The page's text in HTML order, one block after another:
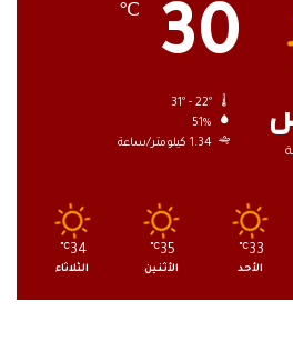
30
℃
51%
1.34 كيلومتر/ساعة
33
℃
الأحد
35
℃
الأثنين
34
℃
الثلاثاء